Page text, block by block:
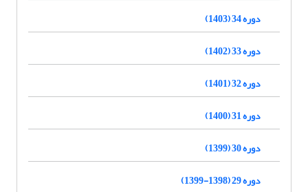
دوره 34 (1403)
دوره 33 (1402)
دوره 32 (1401)
دوره 31 (1400)
دوره 30 (1399)
دوره 29 (1398-1399)